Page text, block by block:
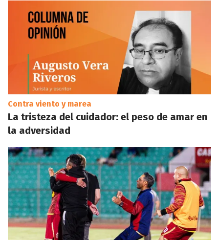
Contra viento y marea
La tristeza del cuidador: el peso de amar en
la adversidad